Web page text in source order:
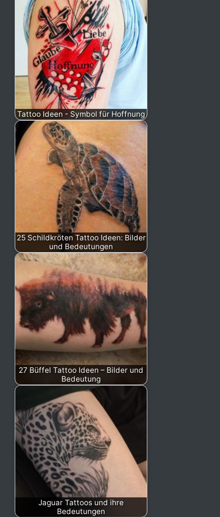
Tattoo Ideen - Symbol für Hoffnung
25 Schildkröten Tattoo Ideen: Bilder
und Bedeutungen
27 Büffel Tattoo Ideen – Bilder und
Bedeutung
Jaguar Tattoos und ihre
Bedeutungen